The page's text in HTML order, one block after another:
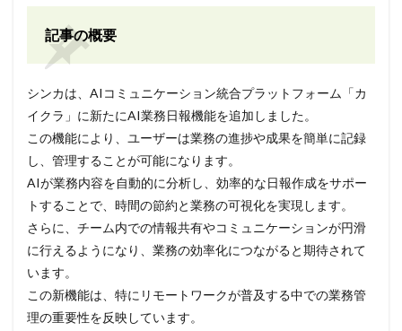
記事の概要
シンカは、AIコミュニケーション統合プラットフォーム「カ
イクラ」に新たにAI業務日報機能を追加しました。
この機能により、ユーザーは業務の進捗や成果を簡単に記録
し、管理することが可能になります。
AIが業務内容を自動的に分析し、効率的な日報作成をサポー
トすることで、時間の節約と業務の可視化を実現します。
さらに、チーム内での情報共有やコミュニケーションが円滑
に行えるようになり、業務の効率化につながると期待されて
います。
この新機能は、特にリモートワークが普及する中での業務管
理の重要性を反映しています。